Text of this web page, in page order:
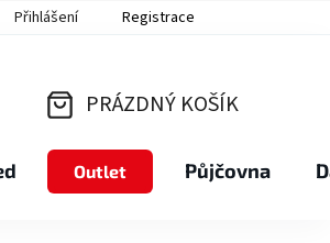
Přihlášení Registrace
KOŠÍK
PRÁZDNÝ KOŠÍK
Outlet Půjčovna